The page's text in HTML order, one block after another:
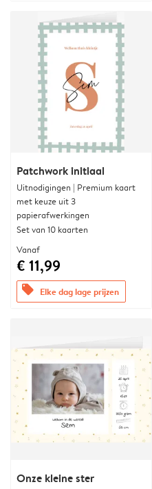
Patchwork initiaal
Uitnodigingen | Premium kaart
met keuze uit 3
papierafwerkingen
Set van 10 kaarten
Vanaf
€ 11,99
offers Elke dag lage prijzen
Onze kleine ster